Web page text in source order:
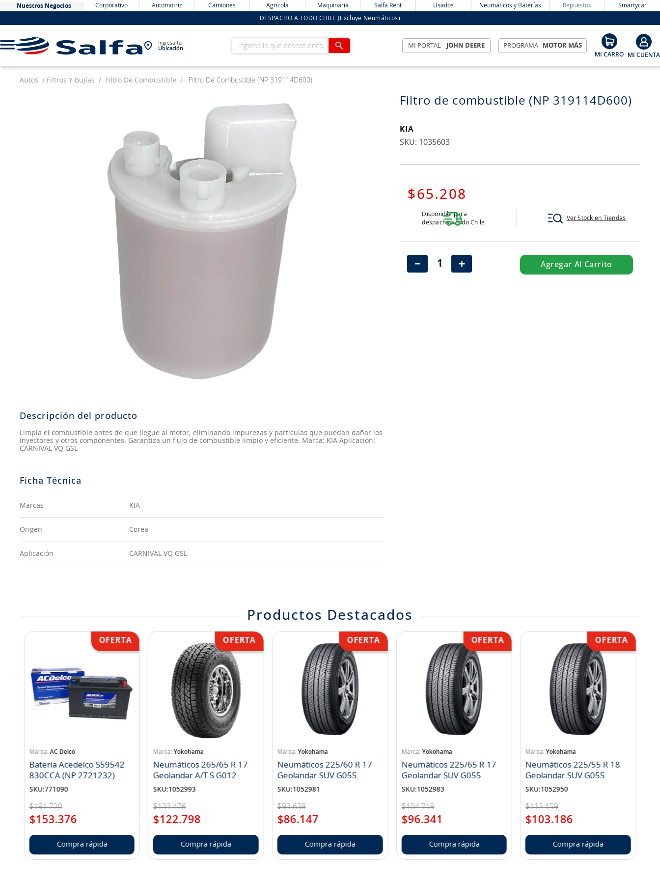
Nuestros Negocios Corporativo Automotriz Camiones Agrícola Maquinaria Salfa Rent Usados Neumáticos y Baterías Repuestos Smartycar
DESPACHO A TODO CHILE (Excluye Neumáticos)
Ingresa tu
Ubicación
Ingresa lo que deseas encontrar MI PORTAL JOHN DEERE PROGRAMA MOTOR MÁS
Autos Filtros Y Bujías Filtro De Combustible Filtro De Combustible (NP 319114D600)
Descripción del producto
Limpia el combustible antes de que llegue al motor, eliminando impurezas y partículas que puedan dañar los
inyectores y otros componentes. Garantiza un flujo de combustible limpio y eficiente. Marca: KIA Aplicación:
CARNIVAL VQ GSL
Marcas KIA
Origen Corea
Aplicación CARNIVAL VQ GSL
Filtro de combustible (NP 319114D600)
KIA
: 1035603
$65.208
Disponible para
despacho a todo Chile
Ver Stock en Tiendas
＋
－ Agregar Al Carrito
Productos Destacados
AC Delco
Batería Acedelco S59542
830CCA (NP 2721232)
SKU:771090
$191.720
$153.376
Compra rápida
Yokohama
Neumáticos 265/65 R 17
Geolandar A/T S G012
SKU:1052993
$133.476
$122.798
Compra rápida
Yokohama
Neumáticos 225/60 R 17
Geolandar SUV G055
SKU:1052981
$93.638
$86.147
Compra rápida
Yokohama
Neumáticos 225/65 R 17
Geolandar SUV G055
SKU:1052983
$104.719
$96.341
Compra rápida
Yokohama
Neumáticos 225/55 R 18
Geolandar SUV G055
SKU:1052950
$112.159
$103.186
Compra rápida